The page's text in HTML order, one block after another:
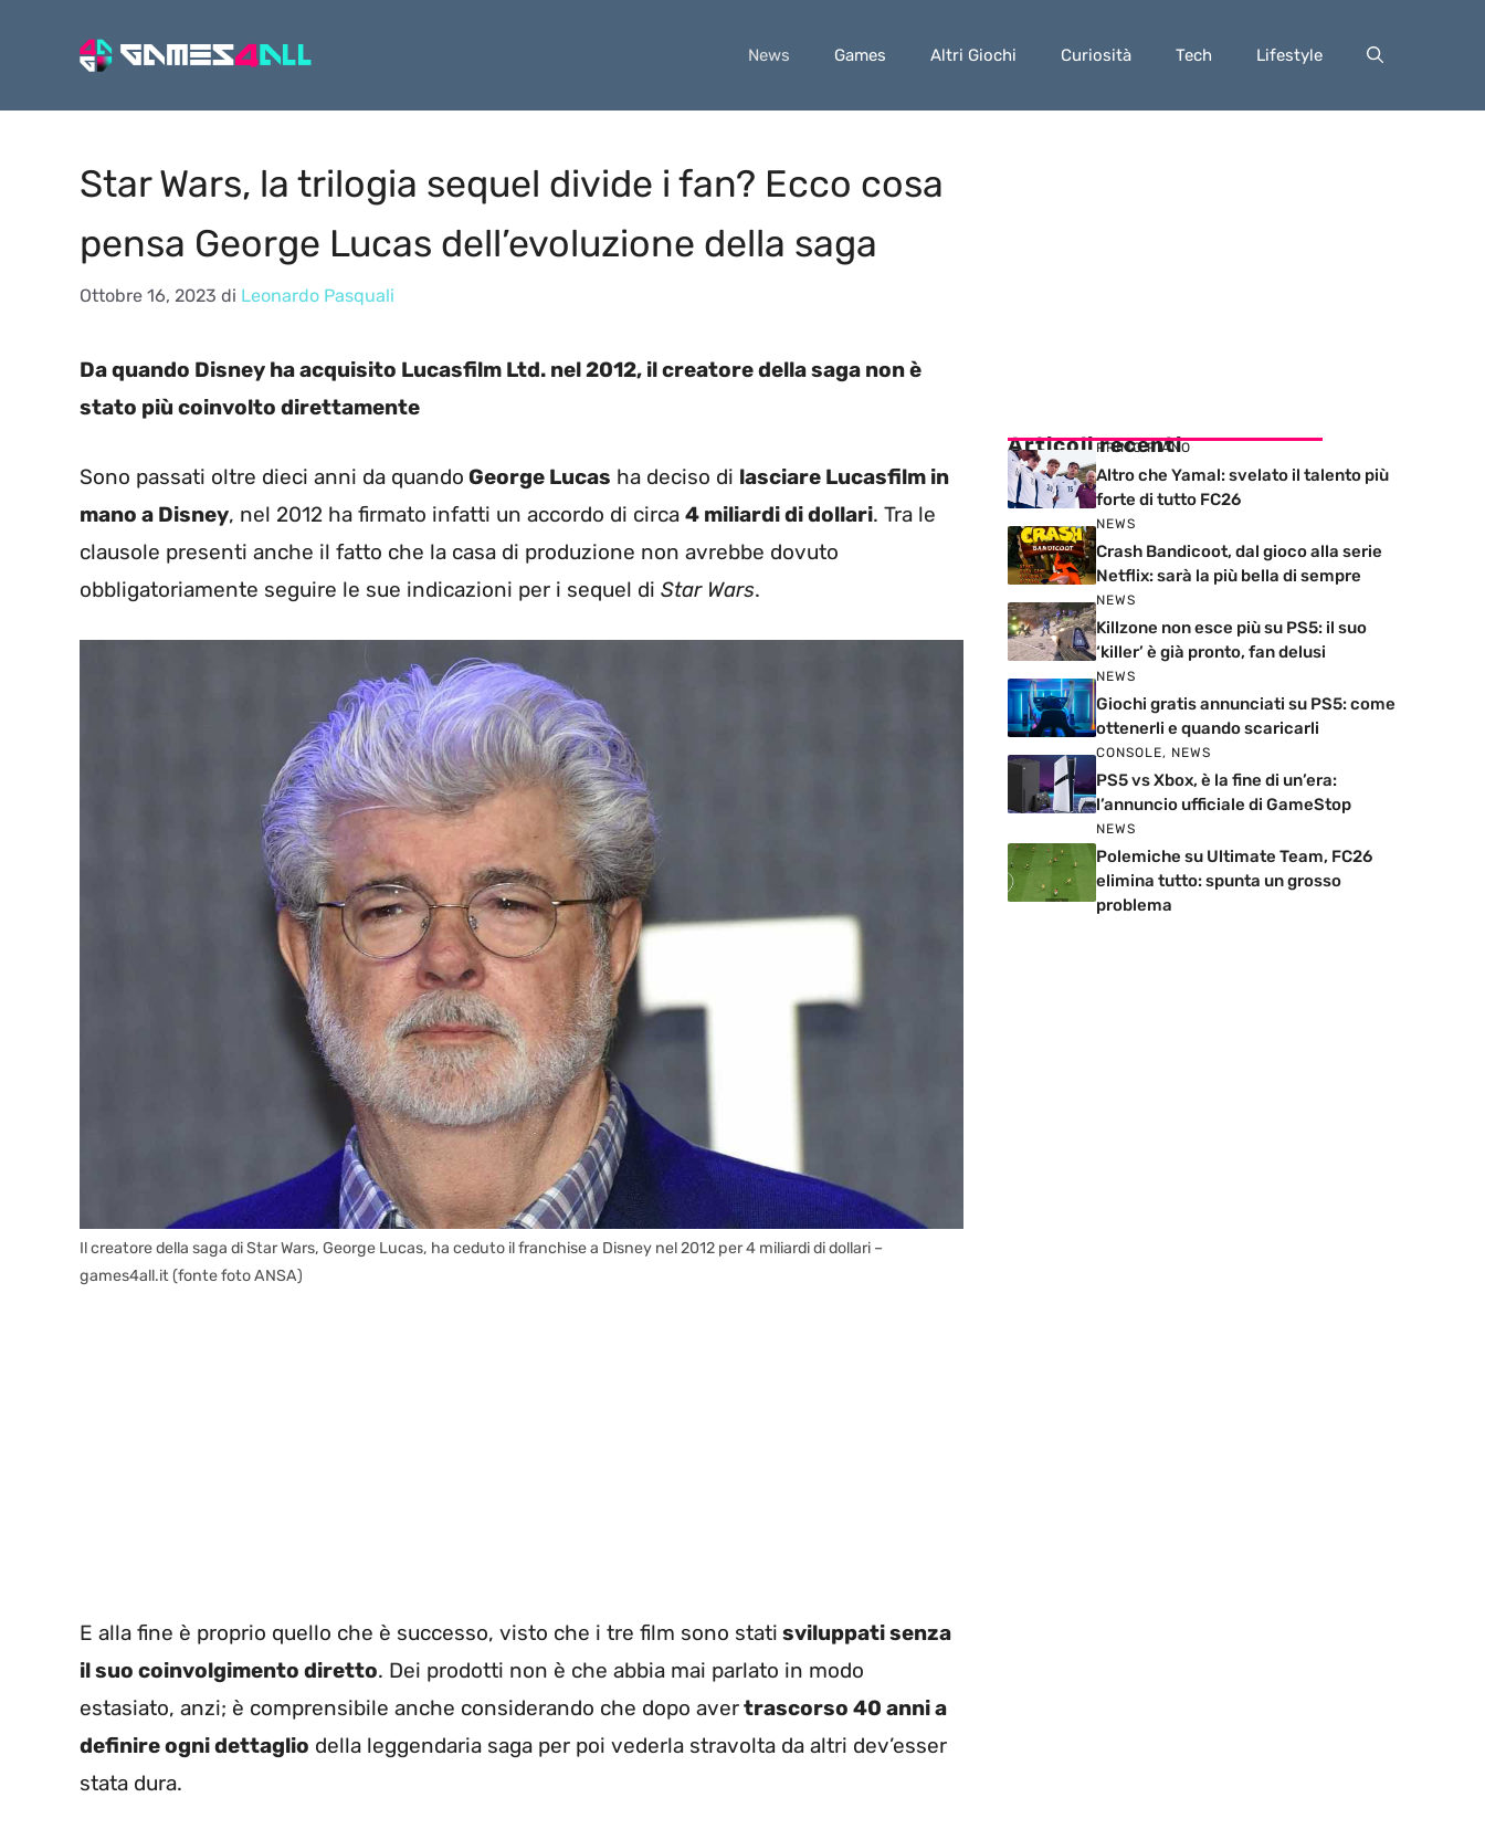
News Games Altri Giochi Curiosità Tech Lifestyle
Star Wars, la trilogia sequel divide i fan? Ecco cosa
pensa George Lucas dell’evoluzione della saga
Ottobre 16, 2023 di Leonardo Pasquali
Da quando Disney ha acquisito Lucasfilm Ltd. nel 2012, il creatore della saga non è
stato più coinvolto direttamente
Sono passati oltre dieci anni da quando George Lucas ha deciso di lasciare Lucasfilm in
mano a Disney, nel 2012 ha firmato infatti un accordo di circa 4 miliardi di dollari. Tra le
clausole presenti anche il fatto che la casa di produzione non avrebbe dovuto
obbligatoriamente seguire le sue indicazioni per i sequel di Star Wars.
Il creatore della saga di Star Wars, George Lucas, ha ceduto il franchise a Disney nel 2012 per 4 miliardi di dollari –
games4all.it (fonte foto ANSA)
E alla fine è proprio quello che è successo, visto che i tre film sono stati sviluppati senza
il suo coinvolgimento diretto. Dei prodotti non è che abbia mai parlato in modo
estasiato, anzi; è comprensibile anche considerando che dopo avertrascorso 40 anni a
definire ogni dettaglio della leggendaria saga per poi vederla stravolta da altri dev’esser
stata dura.
Articoli recenti
PRIMO PIANO
Altro che Yamal: svelato il talento più
forte di tutto FC26
NEWS
Crash Bandicoot, dal gioco alla serie
Netflix: sarà la più bella di sempre
NEWS
Killzone non esce più su PS5: il suo
‘killer’ è già pronto, fan delusi
NEWS
Giochi gratis annunciati su PS5: come
ottenerli e quando scaricarli
CONSOLE, NEWS
PS5 vs Xbox, è la fine di un’era:
l’annuncio ufficiale di GameStop
NEWS
Polemiche su Ultimate Team, FC26
elimina tutto: spunta un grosso
problema